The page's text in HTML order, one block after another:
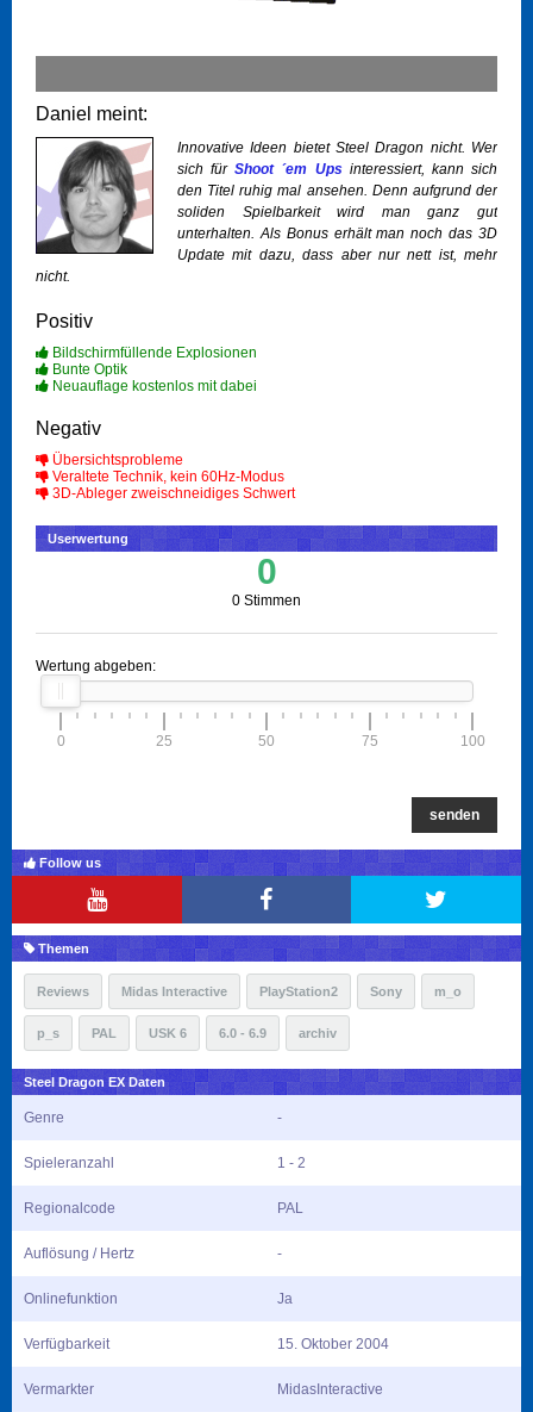
Daniel meint:
Innovative Ideen bietet Steel Dragon nicht. Wer
sich fürShoot ´em Upsinteressiert, kann sich
den Titel ruhig mal ansehen. Denn aufgrund der
soliden Spielbarkeit wird man ganz gut
unterhalten. Als Bonus erhält man noch das 3D
Update mit dazu, dass aber nur nett ist, mehr
nicht.
Positiv
Bildschirmfüllende Explosionen
Bunte Optik
Neuauflage kostenlos mit dabei
Negativ
Übersichtsprobleme
Veraltete Technik, kein 60Hz-Modus
3D-Ableger zweischneidiges Schwert
Userwertung
0
0 Stimmen
Wertung abgeben:
0 25 50 75 100
senden
Follow us
Themen
Reviews Midas Interactive PlayStation2 Sony m_o
p_s PAL USK 6 6.0 - 6.9 archiv
Steel Dragon EX Daten
Genre -
Spieleranzahl 1 - 2
Regionalcode PAL
Auflösung / Hertz -
Onlinefunktion Ja
Verfügbarkeit 15. Oktober 2004
Vermarkter MidasInteractive